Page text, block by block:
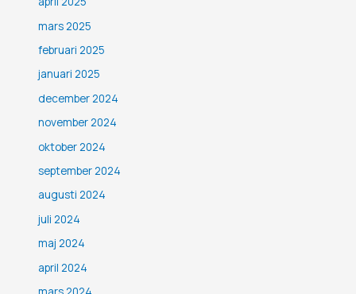
mars 2025
februari 2025
januari 2025
december 2024
november 2024
oktober 2024
september 2024
augusti 2024
juli 2024
maj 2024
april 2024